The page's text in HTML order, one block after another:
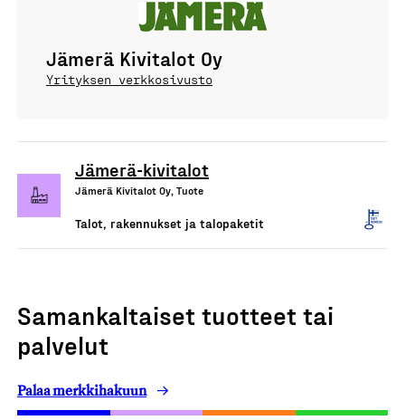
Jämerä Kivitalot Oy
Yrityksen verkkosivusto
Jämerä-kivitalot
Jämerä Kivitalot Oy, Tuote
Talot, rakennukset ja talopaketit
Samankaltaiset tuotteet tai
palvelut
Palaa merkkihakuun